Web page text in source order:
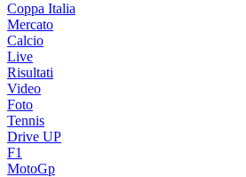
Coppa Italia
Mercato
Calcio
Live
Risultati
Video
Foto
Tennis
Drive UP
F1
MotoGp